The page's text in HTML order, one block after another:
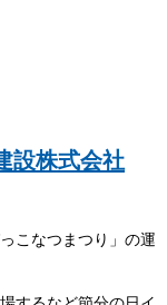
設株式会社
こなつまつり」の運